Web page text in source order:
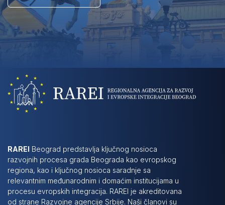
RAREI Beograd predstavlja ključnog nosioca
razvojnih procesa grada Beograda kao evropskog
regiona, kao i ključnog nosioca saradnje sa
relevantnim međunarodnim i domaćim institucijama u
procesu evropskih integracija. RAREI je akreditovana
od strane Razvojne agencije Srbije. Naši članovi su